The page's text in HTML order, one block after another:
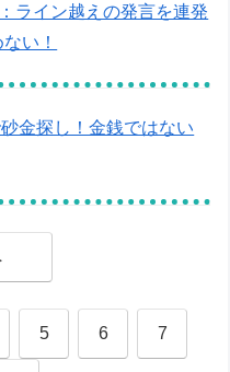
ライン越えの発言を連発
い！
金探し！金銭ではない
5 6 7